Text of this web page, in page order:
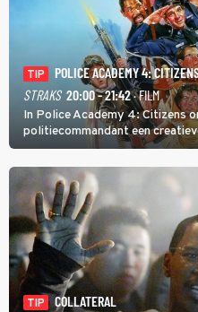
TIP
POLICE ACADEMY 4:
STRAKS 20:00 - 21:42· FILM
In Police Academy 4: Citizens
politiecommandant een
agenten.
TIP
COLLATERAL